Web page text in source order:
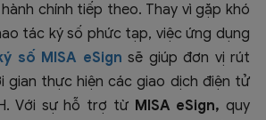
chính tiếp theo. Thay vì gặp khó
tác ký số phức tạp, việc ứng dụng
số MISA eSign sẽ giúp đơn vị rút
gian thực hiện các giao dịch điện tử
Với sự hỗ trợ từ MISA eSign, quy